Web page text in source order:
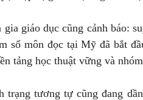
gia giáo dục cũng cảnh báo:
số môn đọc tại Mỹ đã bắt
tảng học thuật vững và
trạng tương tự cũng đang